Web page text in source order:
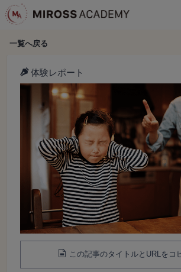
一覧へ戻る
体験レポート
この記事のタイトルとURLをコ